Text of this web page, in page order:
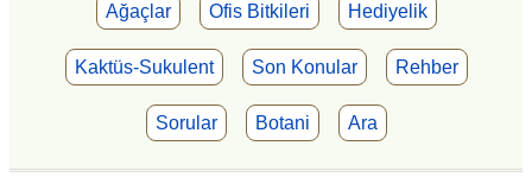
Ağaçlar Ofis Bitkileri Hediyelik
Kaktüs-Sukulent Son Konular Rehber
Sorular Botani Ara